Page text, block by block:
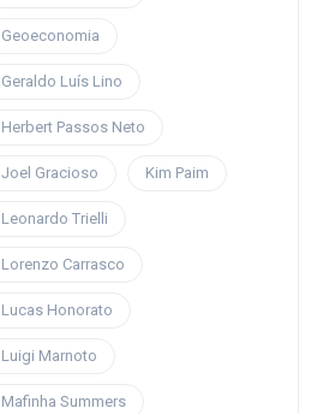
Geoeconomia
Geraldo Luís Lino
Herbert Passos Neto
Joel Gracioso Kim Paim
Leonardo Trielli
Lorenzo Carrasco
Lucas Honorato
Luigi Marnoto
Mafinha Summers